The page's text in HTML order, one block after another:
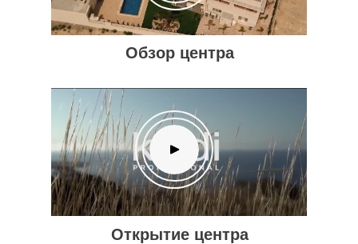
Обзор центра
Открытие центра